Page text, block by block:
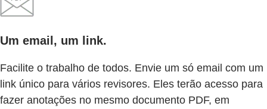
Um email, um link.
Facilite o trabalho de todos. Envie um só email com um
link único para vários revisores. Eles terão acesso para
fazer anotações no mesmo documento PDF, em